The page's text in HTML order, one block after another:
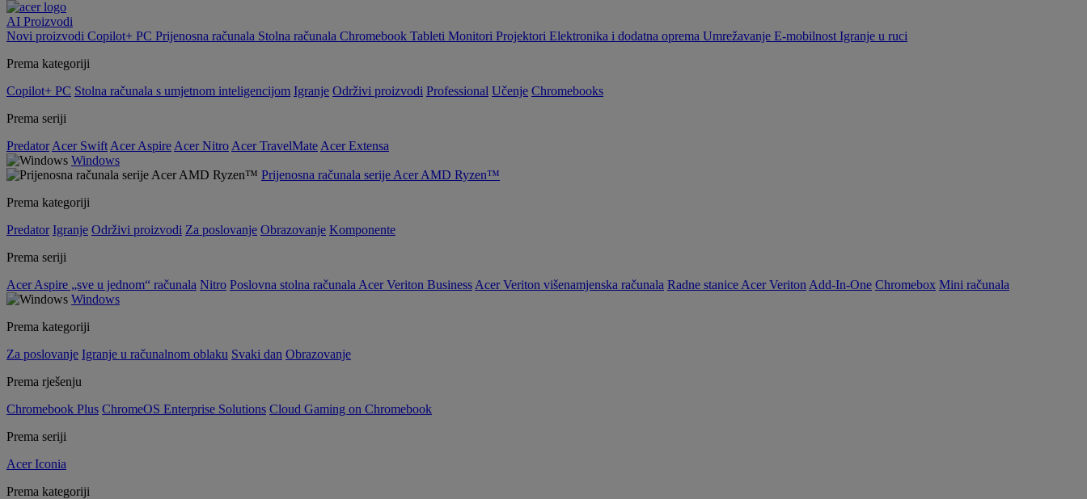
AI Proizvodi
Novi proizvodi Copilot+ PC Prijenosna računala Stolna računala Chromebook Tableti Monitori Projektori Elektronika i dodatna oprema Umrežavanje E-mobilnost Igranje u ruci
Prema kategoriji
Copilot+ PC Stolna računala s umjetnom inteligencijom Igranje Održivi proizvodi Professional Učenje Chromebooks
Prema seriji
Predator Acer Swift Acer Aspire Acer Nitro Acer TravelMate Acer Extensa
Windows
Prijenosna računala serije Acer AMD Ryzen™
Prema kategoriji
Predator Igranje Održivi proizvodi Za poslovanje Obrazovanje Komponente
Prema seriji
Acer Aspire „sve u jednom“ računala Nitro Poslovna stolna računala Acer Veriton Business Acer Veriton višenamjenska računala Radne stanice Acer Veriton Add-In-One Chromebox Mini računala
Windows
Prema kategoriji
Za poslovanje Igranje u računalnom oblaku Svaki dan Obrazovanje
Prema rješenju
Chromebook Plus ChromeOS Enterprise Solutions Cloud Gaming on Chromebook
Prema seriji
Acer Iconia
Prema kategoriji